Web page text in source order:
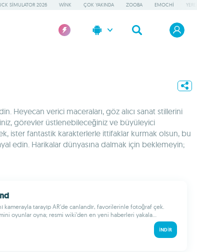
SIMULATOR 2026 WINK ÇOK YAKINDA ZOOBA EMOCHI
verici maceraları, göz alıcı sanat stillerini
görevler üstlenebileceğiniz ve büyüleyici
ister fantastik karakterlerle ittifaklar kurmak olsun, bu
edin. Harikalar dünyasına dalmak için beklemeyin;
kamerayla tarayıp AR’de canlandır, favorilerinle fotoğraf çek.
oyunlar oyna; resmi wiki’den en yeni haberleri yakala...
İNDIR